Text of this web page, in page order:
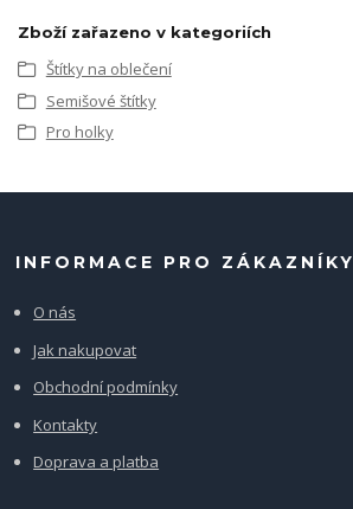
Zboží zařazeno v kategoriích
Štítky na oblečení
Semišové štítky
Pro holky
INFORMACE PRO ZÁKAZNÍKY
O nás
Jak nakupovat
Obchodní podmínky
Kontakty
Doprava a platba